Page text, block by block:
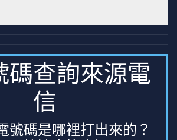
碼查詢來源電
信
號碼是哪裡打出來的？